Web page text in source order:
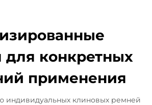
конкретных
применения
индивидуальных клиновых ремней